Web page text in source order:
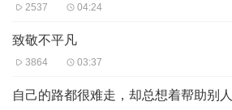
2537 04:24
致敬不平凡
3864 03:37
自己的路都很难走，却总想着帮助别人